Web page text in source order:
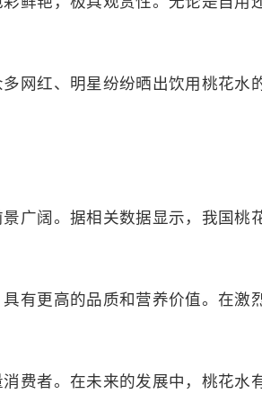
网红、明星纷纷晒出饮用桃花水
广阔。据相关数据显示，我国桃
有更高的品质和营养价值。在激
费者。在未来的发展中，桃花水